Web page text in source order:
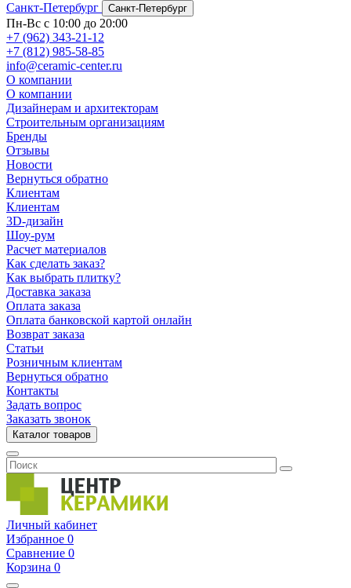
Санкт-Петербург
Санкт-Петербург
Пн-Вс с 10:00 до 20:00
+7 (962) 343-21-12
+7 (812) 985-58-85
info@ceramic-center.ru
О компании
О компании
Дизайнерам и архитекторам
Строительным организациям
Бренды
Отзывы
Новости
Вернуться обратно
Клиентам
Клиентам
3D-дизайн
Шоу-рум
Расчет материалов
Как сделать заказ?
Как выбрать плитку?
Доставка заказа
Оплата заказа
Оплата банковской картой онлайн
Возврат заказа
Статьи
Розничным клиентам
Вернуться обратно
Контакты
Задать вопрос
Заказать звонок
Каталог товаров
Личный кабинет
Избранное 0
Сравнение 0
Корзина 0